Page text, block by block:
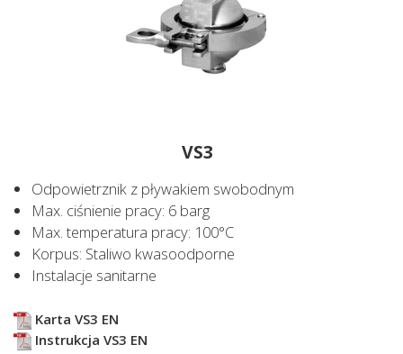
VS3
Odpowietrznik z pływakiem swobodnym
Max. ciśnienie pracy: 6 barg
Max. temperatura pracy: 100°C
Korpus: Staliwo kwasoodporne
Instalacje sanitarne
Karta VS3 EN
Instrukcja VS3 EN